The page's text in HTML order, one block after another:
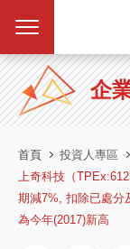
企
首頁 投資人專區
上奇科技（
期減7%, 扣除已處分
為今年(2017)新高